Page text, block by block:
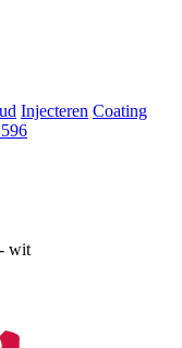
Injecteren Coating
wit